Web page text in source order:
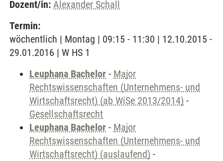
Dozent/in: Alexander Schall
Termin:
wöchentlich | Montag | 09:15 - 11:30 | 12.10.2015 -
29.01.2016 | W HS 1
Leuphana Bachelor - Major
Rechtswissenschaften (Unternehmens- und
Wirtschaftsrecht) (ab WiSe 2013/2014) -
Gesellschaftsrecht
Leuphana Bachelor - Major
Rechtswissenschaften (Unternehmens- und
Wirtschaftsrecht) (auslaufend) -